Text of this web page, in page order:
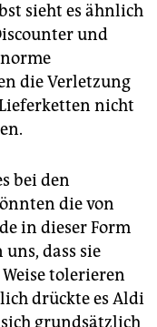
sieht es ähnlich
und
die Verletzung
nicht
bei den
die von
in dieser Form
dass sie
tolerieren
drückte es Aldi
grundsätzlich